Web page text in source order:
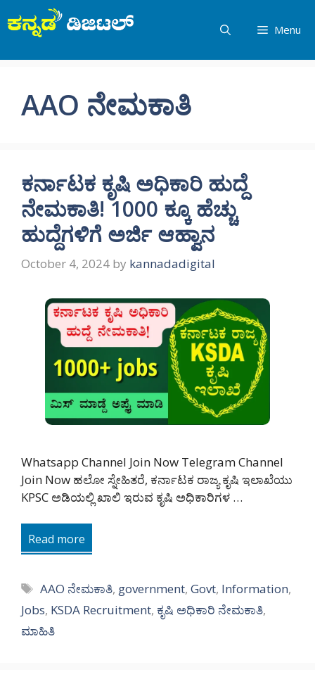
to
Menu
AAO ನೇಮಕಾತಿ
ಕರ್ನಾಟಕ ಕೃಷಿ ಅಧಿಕಾರಿ ಹುದ್ದೆ
ನೇಮಕಾತಿ! 1000 ಕ್ಕೂ ಹೆಚ್ಚು
ಹುದ್ದೆಗಳಿಗೆ ಅರ್ಜಿ ಆಹ್ವಾನ
October 4, 2024 by kannadadigital
Whatsapp Channel Join Now Telegram Channel
Join Now ಹಲೋ ಸ್ನೇಹಿತರೆ, ಕರ್ನಾಟಕ ರಾಜ್ಯ ಕೃಷಿ ಇಲಾಖೆಯು
KPSC ಅಡಿಯಲ್ಲಿ ಖಾಲಿ ಇರುವ ಕೃಷಿ ಅಧಿಕಾರಿಗಳ …
Read more
Tags
AAO ನೇಮಕಾತಿ, government,Govt, Information,
Jobs, KSDA Recruitment, ಕೃಷಿ ಅಧಿಕಾರಿ ನೇಮಕಾತಿ,
ಮಾಹಿತಿ